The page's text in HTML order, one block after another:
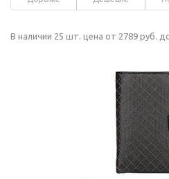
В наличии 25 шт. цена от 2789 руб.